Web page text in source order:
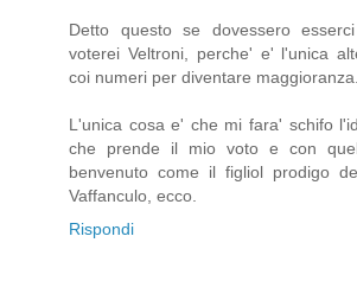
Detto questo se dovessero
voterei Veltroni, perche' e' l'unica
coi numeri per diventare maggioranza.
L'unica cosa e' che mi fara' schifo
che prende il mio voto e con
benvenuto come il figliol prodigo
Vaffanculo, ecco.
Rispondi